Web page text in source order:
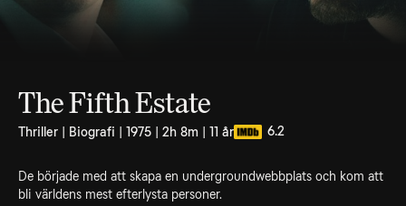
The Fifth Estate
Thriller | Biografi | 1975 | 2h 8m | 11 år 6.2
De började med att skapa en undergroundwebbplats och kom att
bli världens mest efterlysta personer.